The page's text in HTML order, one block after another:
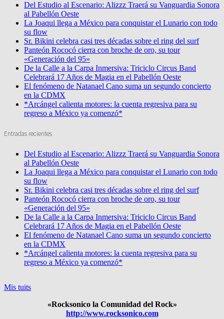
Del Estudio al Escenario: Alizzz Traerá su Vanguardia Sonora
al Pabellón Oeste
La Joaqui llega a México para conquistar el Lunario con todo
su flow
Sr. Bikini celebra casi tres décadas sobre el ring del surf
Panteón Rococó cierra con broche de oro, su tour
«Generación del 95»
De la Calle a la Carpa Inmersiva: Triciclo Circus Band
Celebrará 17 Años de Magia en el Pabellón Oeste
El fenómeno de Natanael Cano suma un segundo concierto
en la CDMX
*Arcángel calienta motores: la cuenta regresiva para su
regreso a México ya comenzó*
Entradas recientes
Del Estudio al Escenario: Alizzz Traerá su Vanguardia Sonora
al Pabellón Oeste
La Joaqui llega a México para conquistar el Lunario con todo
su flow
Sr. Bikini celebra casi tres décadas sobre el ring del surf
Panteón Rococó cierra con broche de oro, su tour
«Generación del 95»
De la Calle a la Carpa Inmersiva: Triciclo Circus Band
Celebrará 17 Años de Magia en el Pabellón Oeste
El fenómeno de Natanael Cano suma un segundo concierto
en la CDMX
*Arcángel calienta motores: la cuenta regresiva para su
regreso a México ya comenzó*
Mis tuits
«Rocksonico la Comunidad del Rock»
http://www.rocksonico.com